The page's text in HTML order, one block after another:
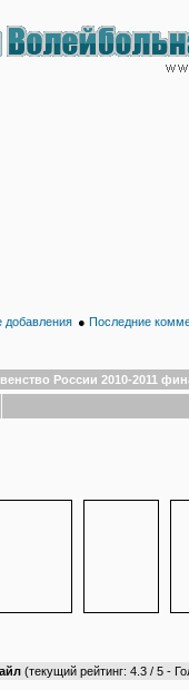
добавления ● Последние
России 2010-2011
(текущий рейтинг: 4.3 / 5 -